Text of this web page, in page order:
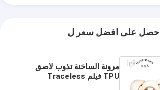
احصل على افضل سعر ل
مرونة الساخنة تذوب لاصق
TPU فيلم Traceless